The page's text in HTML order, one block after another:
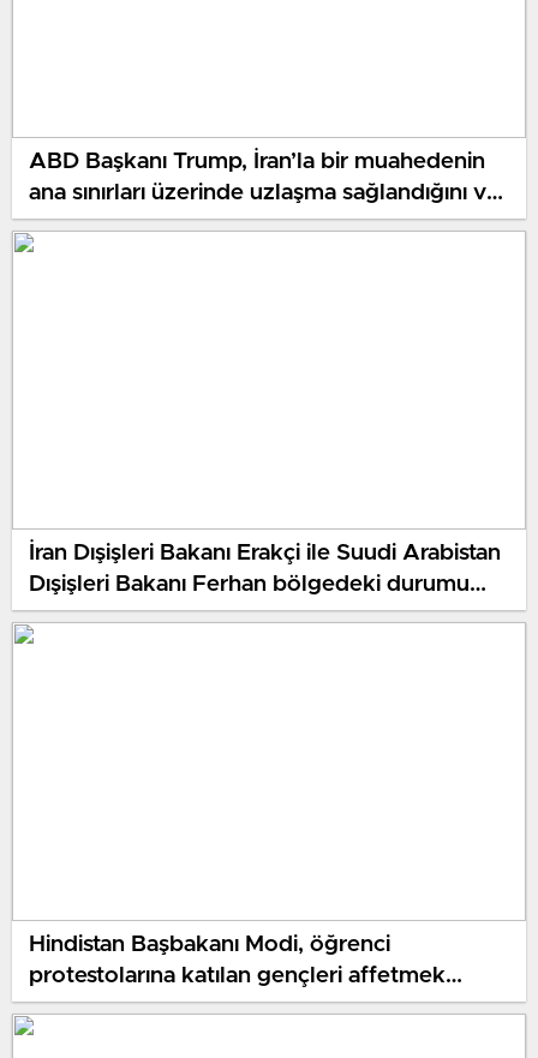
ABD Başkanı Trump, İran’la bir muahedenin
ana sınırları üzerinde uzlaşma sağlandığını ve
bu sebeple İran’a yönelik planlanan atakları
askıya aldığını açıkladı
İran Dışişleri Bakanı Erakçi ile Suudi Arabistan
Dışişleri Bakanı Ferhan bölgedeki durumu
görüştü
Hindistan Başbakanı Modi, öğrenci
protestolarına katılan gençleri affetmek
istediğini söyledi